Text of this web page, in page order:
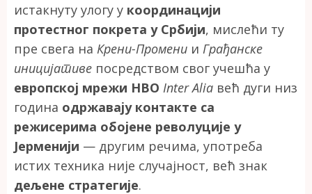
истакнуту улогу у координацији
протестног покрета у Србији, мислећи ту
пре свега на Крени-Промени и Грађанске
иницијативе посредством свог учешћа у
европској мрежи НВО Inter Alia већ дуги низ
година одржавају контакте са
режисерима обојене револуције у
Јерменији — другим речима, употреба
истих техника није случајност, већ знак
дељене стратегије.